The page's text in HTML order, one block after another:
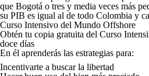
que Bogotá o tres y media veces más
su PIB es igual al de todo Colombia y
Curso Intensivo del Mundo Offshore
Obtén tu copia gratuita del Curso
doce días
En él aprenderás las estrategias para:
Incentivarte a buscar la libertad